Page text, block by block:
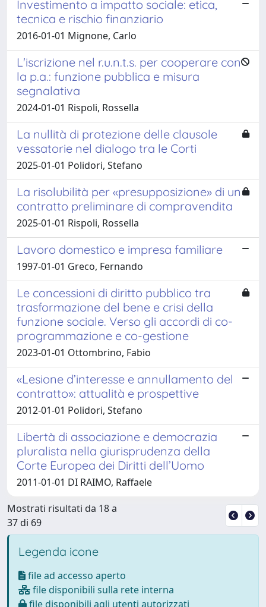
Investimento a impatto sociale: etica,
tecnica e rischio finanziario
2016-01-01 Mignone, Carlo
L'iscrizione nel r.u.n.t.s. per cooperare con
la p.a.: funzione pubblica e misura
segnalativa
2024-01-01 Rispoli, Rossella
La nullità di protezione delle clausole
vessatorie nel dialogo tra le Corti
2025-01-01 Polidori, Stefano
La risolubilità per «presupposizione» di un
contratto preliminare di compravendita
2025-01-01 Rispoli, Rossella
Lavoro domestico e impresa familiare
1997-01-01 Greco, Fernando
Le concessioni di diritto pubblico tra
trasformazione del bene e crisi della
funzione sociale. Verso gli accordi di co-
programmazione e co-gestione
2023-01-01 Ottombrino, Fabio
«Lesione d’interesse e annullamento del
contratto»: attualità e prospettive
2012-01-01 Polidori, Stefano
Libertà di associazione e democrazia
pluralista nella giurisprudenza della
Corte Europea dei Diritti dell’Uomo
2011-01-01 DI RAIMO, Raffaele
Mostrati risultati da 18 a
37 di 69
Legenda icone
file ad accesso aperto
file disponibili sulla rete interna
file disponibili agli utenti autorizzati